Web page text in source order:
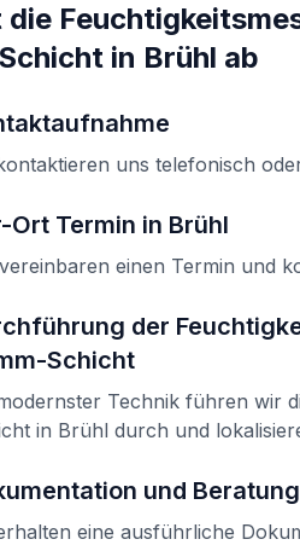
die
in Brühl ab
uns telefonisch
Ort Termin in Brühl
einen Termin und
der
Schicht
Technik führen wir
in Brühl durch und
und Beratung
eine ausführliche